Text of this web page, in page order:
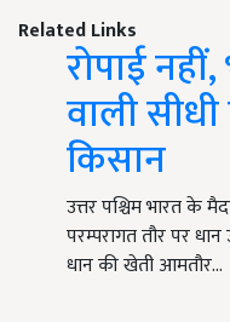
Related Links
रोपाई
वाली
किसान
उत्तर पश्चिम भारत के
परम्परागत तौर पर
धान की खेती आमतौर…